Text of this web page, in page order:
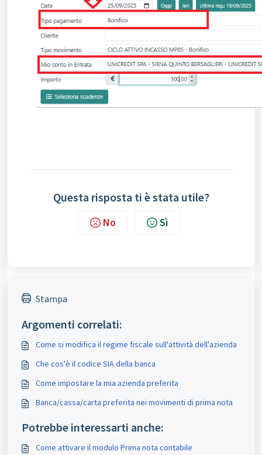
Questa risposta ti è stata utile?
No Sì
Stampa
Argomenti correlati:
Come si modifica il regime fiscale sull'attività dell'azienda
Che cos'è il codice SIA della banca
Come impostare la mia azienda preferita
Banca/cassa/carta preferita nei movimenti di prima nota
Potrebbe interessarti anche:
Come attivare il modulo Prima nota contabile